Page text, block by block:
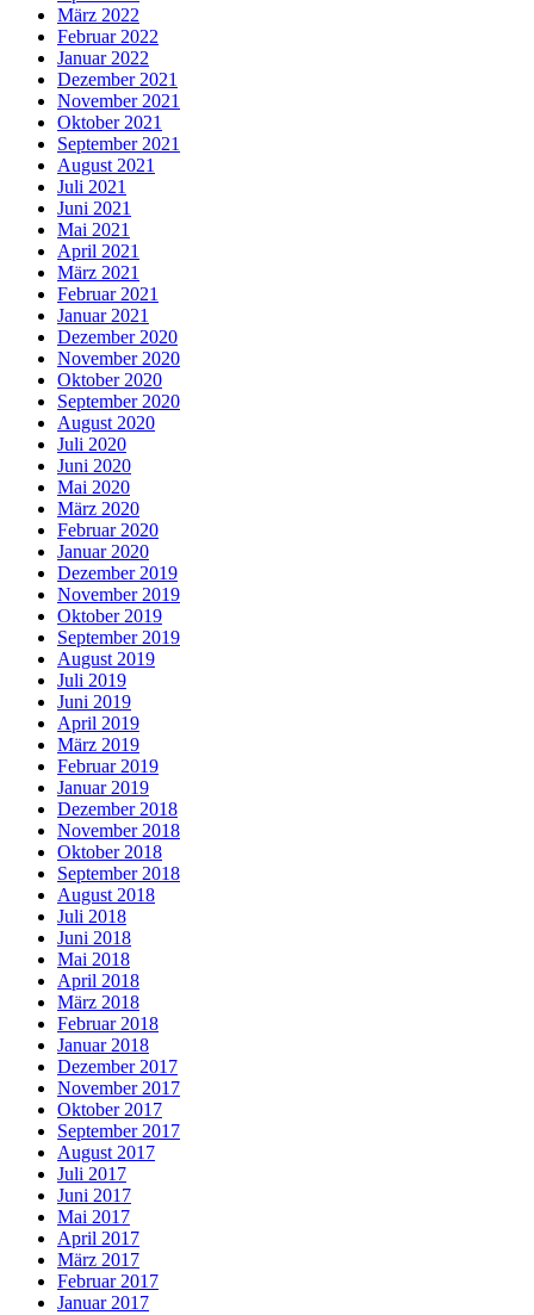
März 2022
Februar 2022
Januar 2022
Dezember 2021
November 2021
Oktober 2021
September 2021
August 2021
Juli 2021
Juni 2021
Mai 2021
April 2021
März 2021
Februar 2021
Januar 2021
Dezember 2020
November 2020
Oktober 2020
September 2020
August 2020
Juli 2020
Juni 2020
Mai 2020
März 2020
Februar 2020
Januar 2020
Dezember 2019
November 2019
Oktober 2019
September 2019
August 2019
Juli 2019
Juni 2019
April 2019
März 2019
Februar 2019
Januar 2019
Dezember 2018
November 2018
Oktober 2018
September 2018
August 2018
Juli 2018
Juni 2018
Mai 2018
April 2018
März 2018
Februar 2018
Januar 2018
Dezember 2017
November 2017
Oktober 2017
September 2017
August 2017
Juli 2017
Juni 2017
Mai 2017
April 2017
März 2017
Februar 2017
Januar 2017